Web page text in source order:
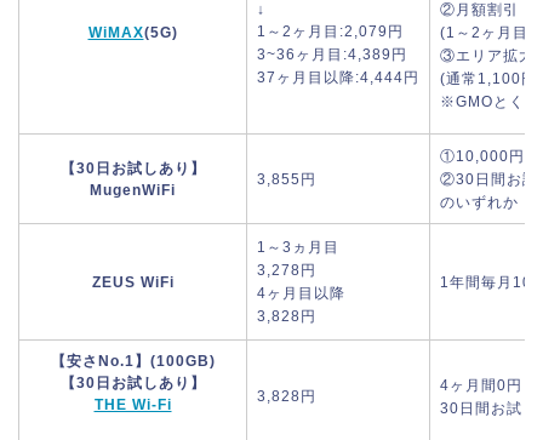
WiMAX(5G)
↓
1～2ヶ月目:2,079円
3~36ヶ月目:4,389円
37ヶ月目以降:4,444円
②月額割引 3
(1～2ヶ月目
③エリア拡大
(通常1,100円
※GMOとくと
【30日お試しあり】
MugenWiFi
3,855円
①10,000円キ
②30日間お試
のいずれか
ZEUS WiFi
1～3ヵ月目
3,278円
4ヶ月目以降
3,828円
1年間毎月
【安さNo.1】(100GB)
【30日お試しあり】
THE Wi-Fi
3,828円
4ヶ月間0円
30日間お試し